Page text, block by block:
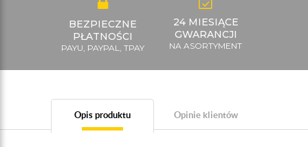
BEZPIECZNE
PŁATNOŚCI
PAYU, PAYPAL, TPAY
24 MIESIĄCE
GWARANCJI
NA ASORTYMENT
Opis produktu Opinie klientów